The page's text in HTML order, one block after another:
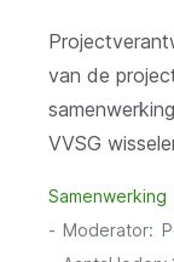
van de
VVSG
Samenwerking
Moderator